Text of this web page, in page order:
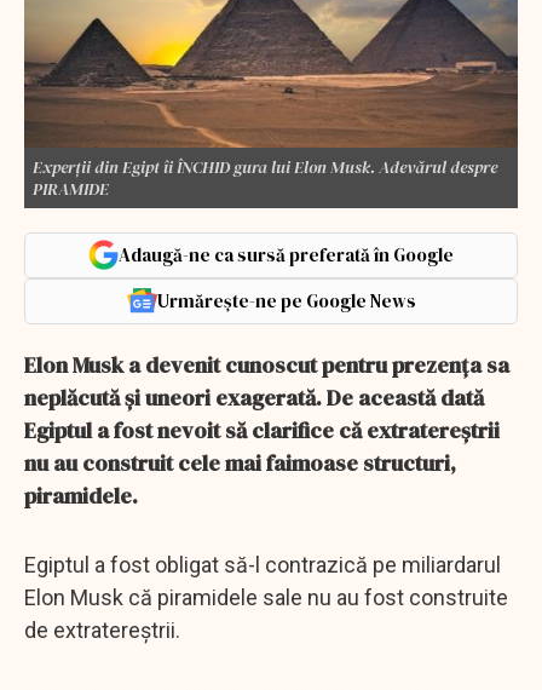
Experții din Egipt îi ÎNCHID gura lui Elon Musk. Adevărul despre
PIRAMIDE
Adaugă-ne ca sursă preferată în Google
Urmărește-ne pe Google News
Elon Musk a devenit cunoscut pentru prezența sa
neplăcută și uneori exagerată. De această dată
Egiptul a fost nevoit să clarifice că extratereștrii
nu au construit cele mai faimoase structuri,
piramidele.
Egiptul a fost obligat să-l contrazică pe miliardarul
Elon Musk că piramidele sale nu au fost construite
de extratereștrii.